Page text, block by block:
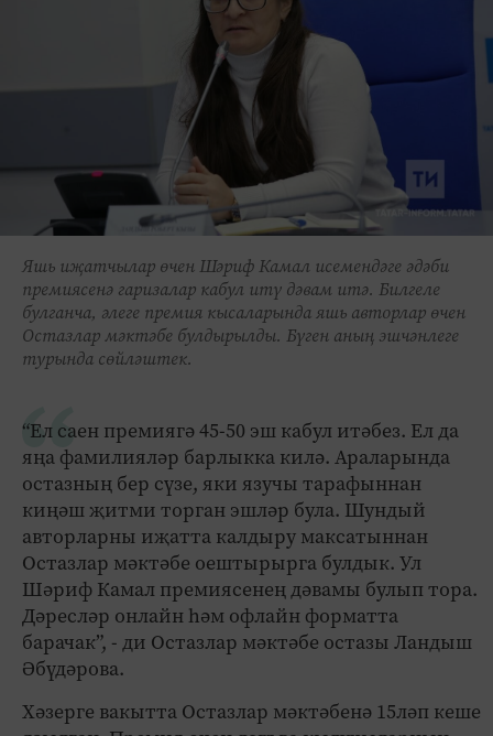
Яшь иҗатчылар өчен Шәриф Камал исемендәге әдәби
премиясенә гаризалар кабул итү дәвам итә. Билгеле
булганча, әлеге премия кысаларында яшь авторлар өчен
Остазлар мәктәбе булдырылды. Бүген аның эшчәнлеге
турында сөйләштек.
“Ел саен премиягә 45-50 эш кабул итәбез. Ел да
яңа фамилияләр барлыкка килә. Араларында
остазның бер сүзе, яки язучы тарафыннан
киңәш җитми торган эшләр була. Шундый
авторларны иҗатта калдыру максатыннан
Остазлар мәктәбе оештырырга булдык. Ул
Шәриф Камал премиясенең дәвамы булып тора.
Дәресләр онлайн һәм офлайн форматта
барачак”, - ди Остазлар мәктәбе остазы Ландыш
Әбүдәрова.
Хәзерге вакытта Остазлар мәктәбенә 15ләп кеше